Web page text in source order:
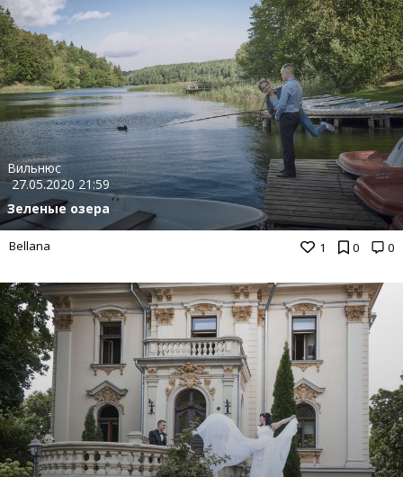
1 0 0
Вильнюс
27.05.2020 21:59
Зеленые озера
Bellana